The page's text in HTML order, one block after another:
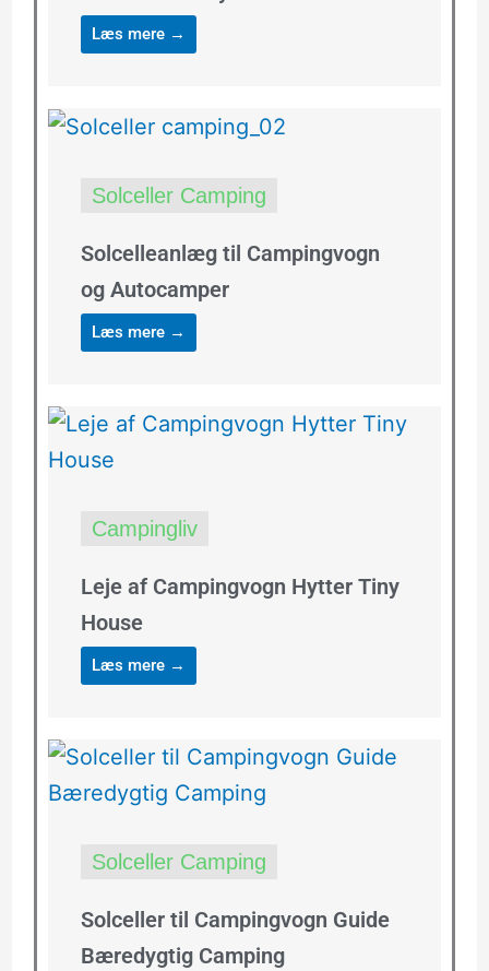
Læs mere →
Solceller Camping
Solcelleanlæg til Campingvogn
og Autocamper
Læs mere →
Campingliv
Leje af Campingvogn Hytter Tiny
House
Læs mere →
Solceller Camping
Solceller til Campingvogn Guide
Bæredygtig Camping